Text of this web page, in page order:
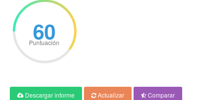
60
Puntuación
Descargar informe Actualizar
Comparar